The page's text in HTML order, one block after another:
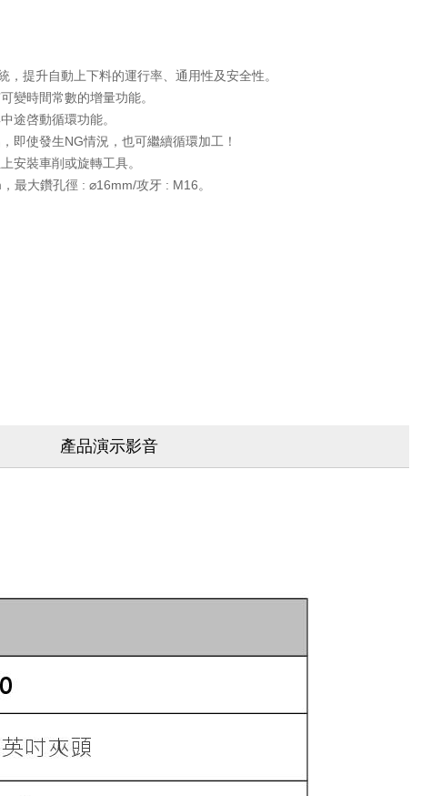
提升自動上下料的運行率、通用性及安全性。
變時間常數的增量功能。
途啓動循環功能。
即使發生NG情況，也可繼續循環加工！
安裝車削或旋轉工具。
最大鑽孔徑 : ⌀16mm/攻牙 : M16。
產品演示影音